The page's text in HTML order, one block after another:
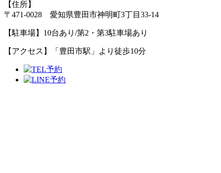
【住所】
〒471-0028 愛知県豊田市神明町3丁目33-14
【駐車場】 10台あり/第2・第3駐車場あり
【アクセス】 「豊田市駅」より徒歩10分